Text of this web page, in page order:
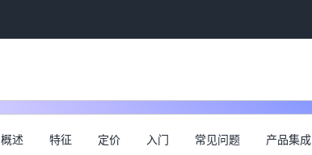
概述 特征 定价 入门 常见问题 产品集成